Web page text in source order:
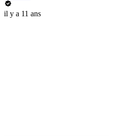
il y a 11 ans